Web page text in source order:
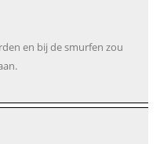
en bij de smurfen zou